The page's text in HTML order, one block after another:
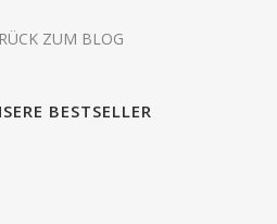
ZUM BLOG
BESTSELLER